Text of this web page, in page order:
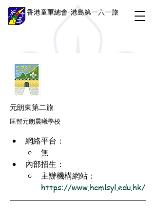
香港童軍總會-港島第一六一旅
元朗東第二旅
匡智元朗晨曦學校
網絡平台：
無
內部招生：
主辦機構網站：
https://www.hcmlsyl.edu.hk/